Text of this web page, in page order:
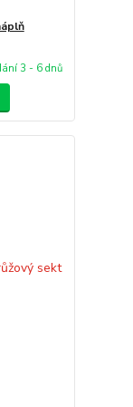
3 - 6 dnů